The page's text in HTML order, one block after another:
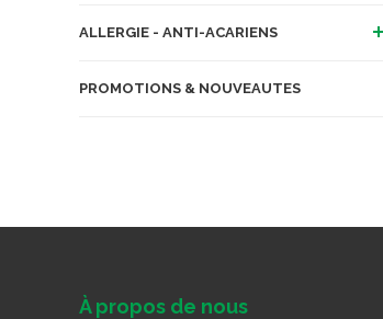
ALLERGIE - ANTI-ACARIENS
PROMOTIONS & NOUVEAUTES
À propos de nous